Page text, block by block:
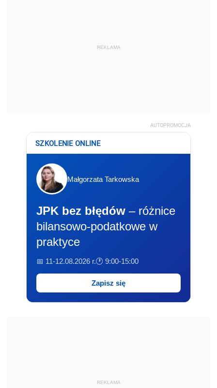
REKLAMA
AUTOPROMOCJA
SZKOLENIE ONLINE
Małgorzata Tarkowska
JPK bez błędów – różnice
bilansowo-podatkowe w
praktyce
📅 11-12.08.2026 r.🕐 9:00-15:00
Zapisz się
REKLAMA